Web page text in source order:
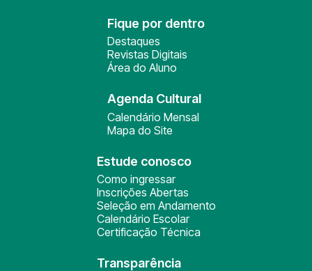
Fique por dentro
Destaques
Revistas Digitais
Área do Aluno
Agenda Cultural
Calendário Mensal
Mapa do Site
Estude conosco
Como ingressar
Inscrições Abertas
Seleção em Andamento
Calendário Escolar
Certificação Técnica
Transparência